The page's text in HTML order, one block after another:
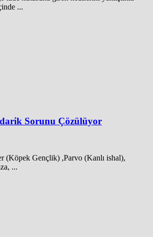
...
Sorunu Çözülüyor
(Köpek Gençlik) ,Parvo (Kanlı ishal),
...